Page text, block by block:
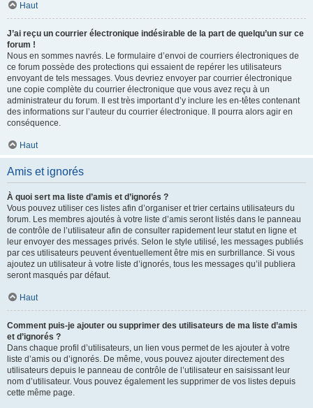
Haut
J’ai reçu un courrier électronique indésirable de la part de quelqu’un sur ce
forum !
Nous en sommes navrés. Le formulaire d’envoi de courriers électroniques de
ce forum possède des protections qui essaient de repérer les utilisateurs
envoyant de tels messages. Vous devriez envoyer par courrier électronique
une copie complète du courrier électronique que vous avez reçu à un
administrateur du forum. Il est très important d’y inclure les en-têtes contenant
des informations sur l’auteur du courrier électronique. Il pourra alors agir en
conséquence.
Haut
Amis et ignorés
À quoi sert ma liste d’amis et d’ignorés ?
Vous pouvez utiliser ces listes afin d’organiser et trier certains utilisateurs du
forum. Les membres ajoutés à votre liste d’amis seront listés dans le panneau
de contrôle de l’utilisateur afin de consulter rapidement leur statut en ligne et
leur envoyer des messages privés. Selon le style utilisé, les messages publiés
par ces utilisateurs peuvent éventuellement être mis en surbrillance. Si vous
ajoutez un utilisateur à votre liste d’ignorés, tous les messages qu’il publiera
seront masqués par défaut.
Haut
Comment puis-je ajouter ou supprimer des utilisateurs de ma liste d’amis
et d’ignorés ?
Dans chaque profil d’utilisateurs, un lien vous permet de les ajouter à votre
liste d’amis ou d’ignorés. De même, vous pouvez ajouter directement des
utilisateurs depuis le panneau de contrôle de l’utilisateur en saisissant leur
nom d’utilisateur. Vous pouvez également les supprimer de vos listes depuis
cette même page.